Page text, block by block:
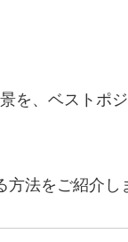
を、ベストポ
法をご紹介し